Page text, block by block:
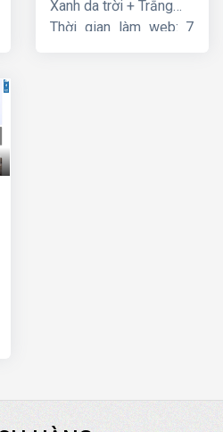
Xanh da trời + Trắng
Thời gian làm web: 7